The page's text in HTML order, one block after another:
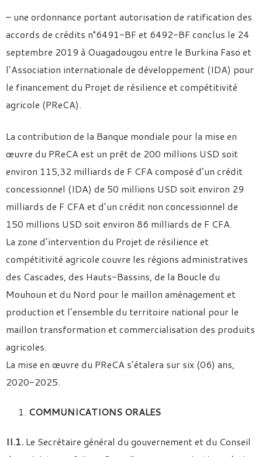
– une ordonnance portant autorisation de ratification des
accords de crédits n°6491-BF et 6492-BF conclus le 24
septembre 2019 à Ouagadougou entre le Burkina Faso et
l’Association internationale de développement (IDA) pour
le financement du Projet de résilience et compétitivité
agricole (PReCA).
La contribution de la Banque mondiale pour la mise en
œuvre du PReCA est un prêt de 200 millions USD soit
environ 115,32 milliards de F CFA composé d’un crédit
concessionnel (IDA) de 50 millions USD soit environ 29
milliards de F CFA et d’un crédit non concessionnel de
150 millions USD soit environ 86 milliards de F CFA.
La zone d’intervention du Projet de résilience et
compétitivité agricole couvre les régions administratives
des Cascades, des Hauts-Bassins, de la Boucle du
Mouhoun et du Nord pour le maillon aménagement et
production et l’ensemble du territoire national pour le
maillon transformation et commercialisation des produits
agricoles.
La mise en œuvre du PReCA s’étalera sur six (06) ans,
2020-2025.
COMMUNICATIONS ORALES
II.1. Le Secrétaire général du gouvernement et du Conseil